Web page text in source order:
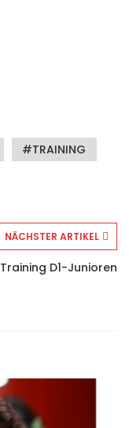
TRAINING
NÄCHSTER ARTIKEL
Training D1-Junioren